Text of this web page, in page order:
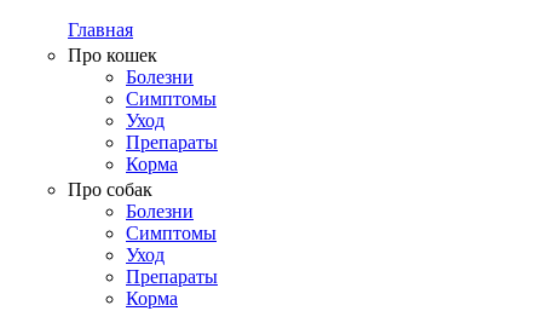
Главная
Про кошек
Болезни
Симптомы
Уход
Препараты
Корма
Про собак
Болезни
Симптомы
Уход
Препараты
Корма